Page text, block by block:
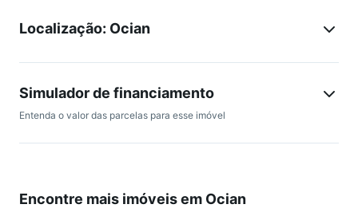
uma em cada quarto, garantindo excelente ventilação e
Praia Grande, a região oferece ótima infraestrutura, com
mercados, padarias, farmácias, comércio variado,
diversos serviços essenciais, proporcionando conforto,
praticidade e conveniência em um só lugar.
atendimento.
Localização: Ocian
Simulador de financiamento
Entenda o valor das parcelas para esse imóvel
Encontre mais imóveis em Ocian